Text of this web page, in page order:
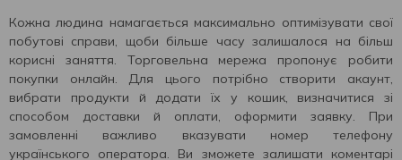
Кожна людина намагається максимально оптимізувати свої
побутові справи, щоби більше часу залишалося на більш
корисні заняття. Торговельна мережа пропонує робити
покупки онлайн. Для цього потрібно створити акаунт,
вибрати продукти й додати їх у кошик, визначитися зі
способом доставки й оплати, оформити заявку. При
замовленні важливо вказувати номер телефону
українського оператора. Ви зможете залишати коментарі